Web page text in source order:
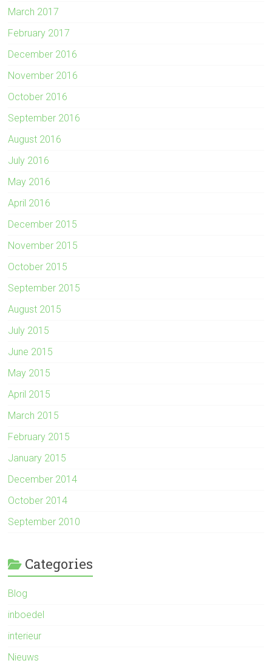
March 2017
February 2017
December 2016
November 2016
October 2016
September 2016
August 2016
July 2016
May 2016
April 2016
December 2015
November 2015
October 2015
September 2015
August 2015
July 2015
June 2015
May 2015
April 2015
March 2015
February 2015
January 2015
December 2014
October 2014
September 2010
Categories
Blog
inboedel
interieur
Nieuws